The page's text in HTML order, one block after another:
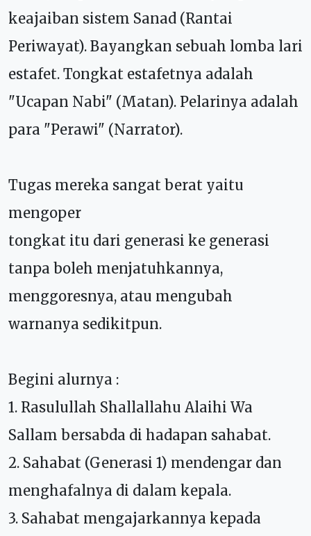
keajaiban sistem Sanad (Rantai
Periwayat). Bayangkan sebuah lomba lari
estafet. Tongkat estafetnya adalah
"Ucapan Nabi" (Matan). Pelarinya adalah
para "Perawi" (Narrator).
Tugas mereka sangat berat yaitu
mengoper
tongkat itu dari generasi ke generasi
tanpa boleh menjatuhkannya,
menggoresnya, atau mengubah
warnanya sedikitpun.
Begini alurnya :
1. Rasulullah Shallallahu Alaihi Wa
Sallam bersabda di hadapan sahabat.
2. Sahabat (Generasi 1) mendengar dan
menghafalnya di dalam kepala.
3. Sahabat mengajarkannya kepada